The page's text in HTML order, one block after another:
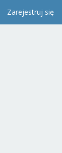
Zarejestruj się